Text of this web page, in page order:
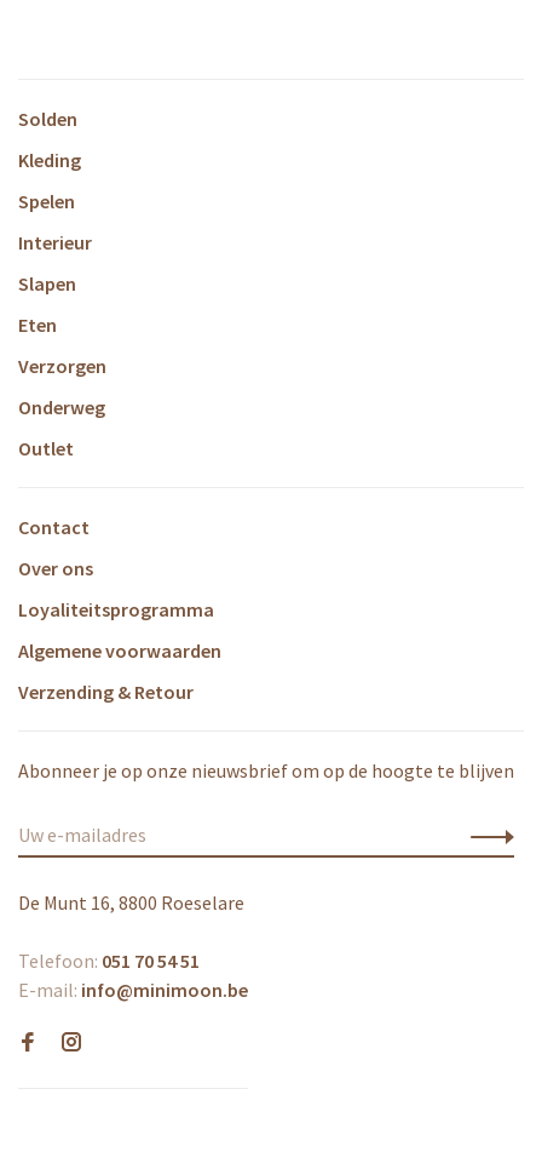
Solden
Kleding
Spelen
Interieur
Slapen
Eten
Verzorgen
Onderweg
Outlet
Contact
Over ons
Loyaliteitsprogramma
Algemene voorwaarden
Verzending & Retour
Abonneer je op onze nieuwsbrief om op de hoogte te blijven
De Munt 16, 8800 Roeselare
Telefoon: 051 70 54 51
E-mail: info@minimoon.be